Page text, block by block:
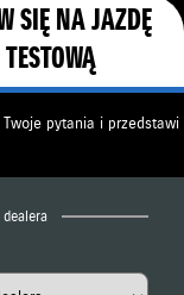
SIĘ NA JAZDĘ
TESTOWĄ
pytania i przedstawi